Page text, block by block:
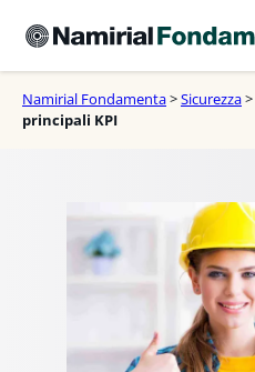
contenuto
Namirial Fondamenta>Sicurezza>
principali KPI